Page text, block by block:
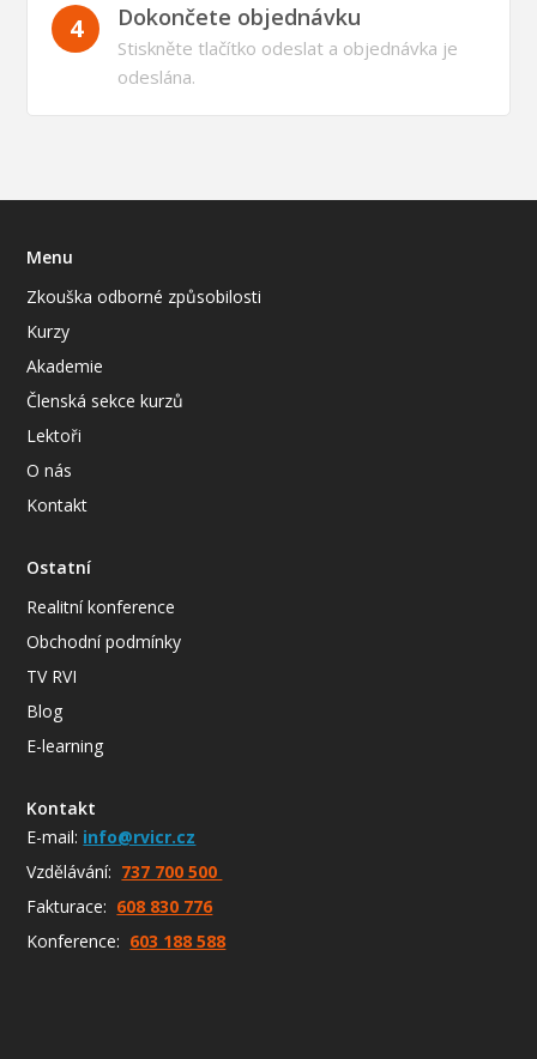
4 Dokončete objednávku
Stiskněte tlačítko odeslat a objednávka je
odeslána.
Menu
Zkouška odborné způsobilosti
Kurzy
Akademie
Členská sekce kurzů
Lektoři
O nás
Kontakt
Ostatní
Realitní konference
Obchodní podmínky
TV RVI
Blog
E-learning
Kontakt
E-mail: info@rvicr.cz
Vzdělávání: 737 700 500
Fakturace: 608 830 776
Konference: 603 188 588